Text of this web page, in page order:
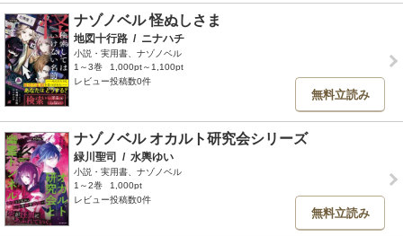
ナゾノベル 怪ぬしさま
地図十行路 / ニナハチ
小説・実用書、ナゾノベル
1～3巻
1,000pt～1,100pt
レビュー投稿数0件
無料立読み
ナゾノベル オカルト研究会シリーズ
緑川聖司 / 水輿ゆい
小説・実用書、ナゾノベル
1～2巻
1,000pt
レビュー投稿数0件
無料立読み